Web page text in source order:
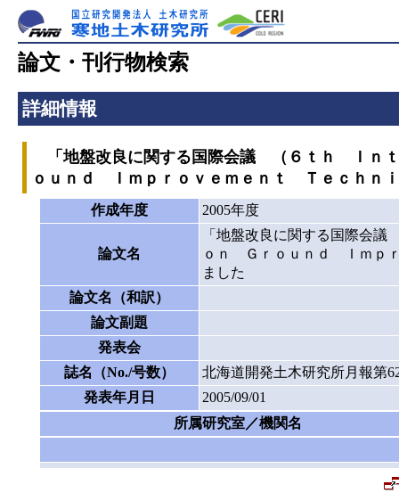
論文・刊行物検索
詳細情報
「地盤改良に関する国際会議 （６ｔｈ Ｉｎ
ｏｕｎｄ Ｉｍｐｒｏｖｅｍｅｎｔ Ｔｅｃｈｎ
作成年度 2005年度
論文名
「地盤改良に関する国際会
ｏｎ Ｇｒｏｕｎｄ Ｉｍｐ
ました
論文名（和訳）
論文副題
発表会
誌名（No./号数）
北海道開発土木研究所月報第
発表年月日
2005/09/01
所属研究室／機関名